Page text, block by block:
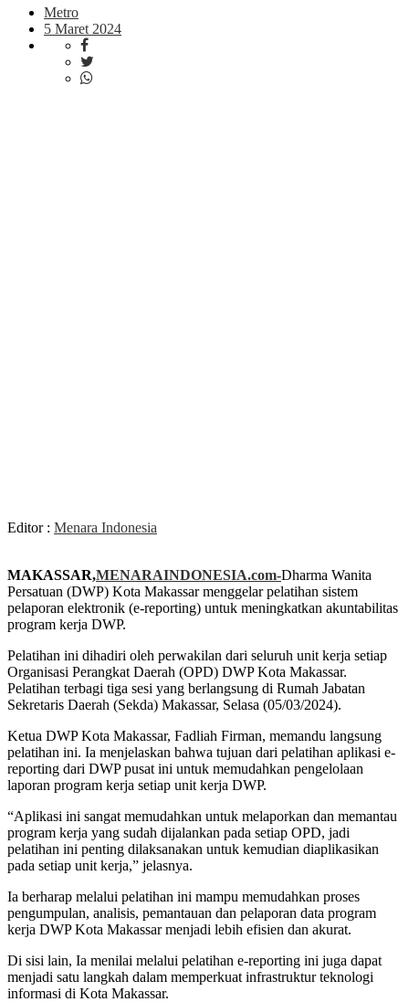
Metro
5 Maret 2024
Editor : Menara Indonesia
MAKASSAR,MENARAINDONESIA.com-Dharma Wanita
Persatuan (DWP) Kota Makassar menggelar pelatihan sistem
pelaporan elektronik (e-reporting) untuk meningkatkan akuntabilitas
program kerja DWP.
Pelatihan ini dihadiri oleh perwakilan dari seluruh unit kerja setiap
Organisasi Perangkat Daerah (OPD) DWP Kota Makassar.
Pelatihan terbagi tiga sesi yang berlangsung di Rumah Jabatan
Sekretaris Daerah (Sekda) Makassar, Selasa (05/03/2024).
Ketua DWP Kota Makassar, Fadliah Firman, memandu langsung
pelatihan ini. Ia menjelaskan bahwa tujuan dari pelatihan aplikasi e-
reporting dari DWP pusat ini untuk memudahkan pengelolaan
laporan program kerja setiap unit kerja DWP.
“Aplikasi ini sangat memudahkan untuk melaporkan dan memantau
program kerja yang sudah dijalankan pada setiap OPD, jadi
pelatihan ini penting dilaksanakan untuk kemudian diaplikasikan
pada setiap unit kerja,” jelasnya.
Ia berharap melalui pelatihan ini mampu memudahkan proses
pengumpulan, analisis, pemantauan dan pelaporan data program
kerja DWP Kota Makassar menjadi lebih efisien dan akurat.
Di sisi lain, Ia menilai melalui pelatihan e-reporting ini juga dapat
menjadi satu langkah dalam memperkuat infrastruktur teknologi
informasi di Kota Makassar.